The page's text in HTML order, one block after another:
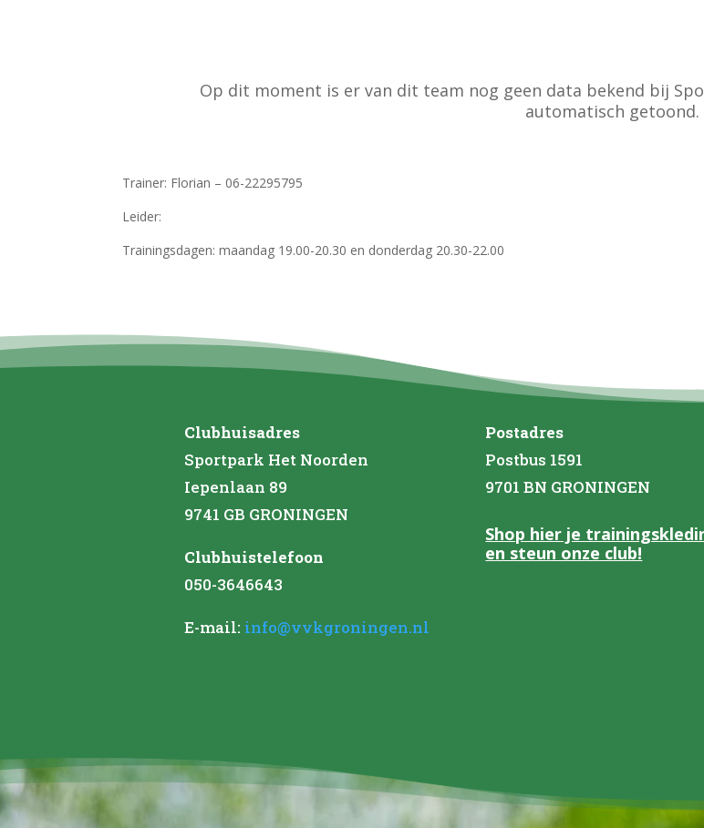
Op dit moment is er van dit team nog geen data bekend bij
automatisch getoond.
Trainer: Florian – 06-22295795
Leider:
Trainingsdagen: maandag 19.00-20.30 en donderdag 20.30-22.00
Clubhuisadres
Sportpark Het Noorden
Iepenlaan 89
9741 GB GRONINGEN
Clubhuistelefoon
050-3646643
E-mail: info@vvkgroningen.nl
Postadres
Postbus 1591
9701 BN GRONINGEN
Shop hier je
en steun onze club!